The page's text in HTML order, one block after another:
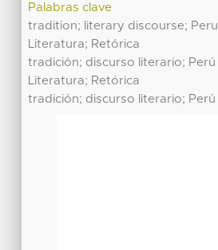
Palabras clave
tradition; literary discourse; Peru
Literatura; Retórica
tradición; discurso literario; Perú
Literatura; Retórica
tradición; discurso literario; Perú